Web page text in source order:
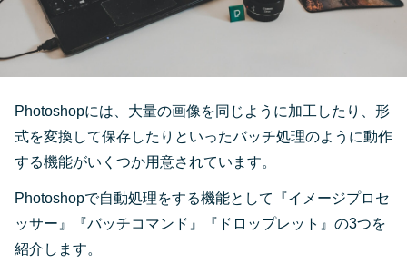
Photoshopには、大量の画像を同じように加工したり、形
式を変換して保存したりといったバッチ処理のように動作
する機能がいくつか用意されています。
Photoshopで自動処理をする機能として『イメージプロセ
ッサー』『バッチコマンド』『ドロップレット』の3つを
紹介します。